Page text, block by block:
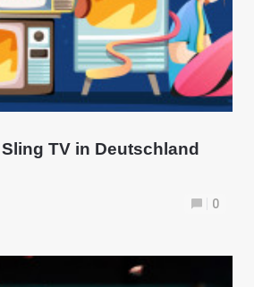
TV in Deutschland
0